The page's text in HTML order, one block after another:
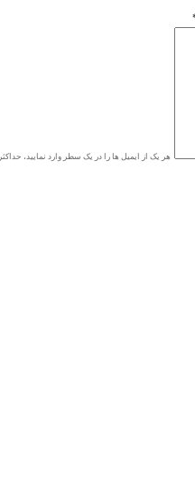
هر یک از ایمیل ها را در یک سطر وارد نمایید، حداکثر ۲۰ آدرس